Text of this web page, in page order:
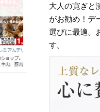
大人の寛ぎと
がお勧め！デ
選びに最適。
す。